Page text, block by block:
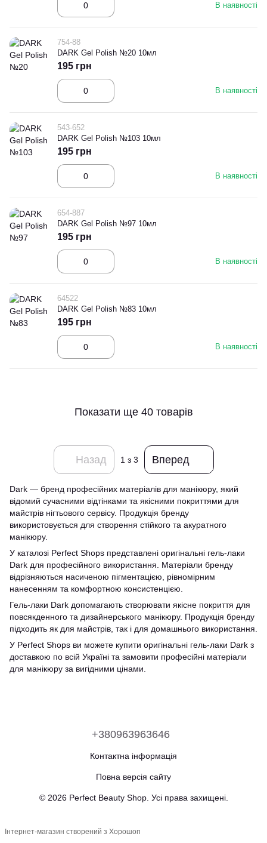
В наявності
754-88
DARK Gel Polish №20 10мл
В наявності
195 грн
543-652
DARK Gel Polish №103 10мл
В наявності
195 грн
654-887
DARK Gel Polish №97 10мл
В наявності
195 грн
64522
DARK Gel Polish №83 10мл
В наявності
195 грн
Показати ще 40 товарів
Назад 1 з 3 Вперед
Dark — бренд професійних матеріалів для манікюру, який
відомий сучасними відтінками та якісними покриттями для
майстрів нігтьового сервісу. Продукція бренду
використовується для створення стійкого та акуратного
манікюру.
У каталозі Perfect Shops представлені оригінальні гель-лаки
Dark для професійного використання. Матеріали бренду
відрізняються насиченою пігментацією, рівномірним
нанесенням та комфортною консистенцією.
Гель-лаки Dark допомагають створювати якісне покриття для
повсякденного та дизайнерського манікюру. Продукція бренду
підходить як для майстрів, так і для домашнього використання.
У Perfect Shops ви можете купити оригінальні гель-лаки Dark з
доставкою по всій Україні та замовити професійні матеріали
для манікюру за вигідними цінами.
+380963963646
Контактна інформація
Повна версія сайту
© 2026 Perfect Beauty Shop. Усі права захищені.
Інтернет-магазин створений з Хорошоп